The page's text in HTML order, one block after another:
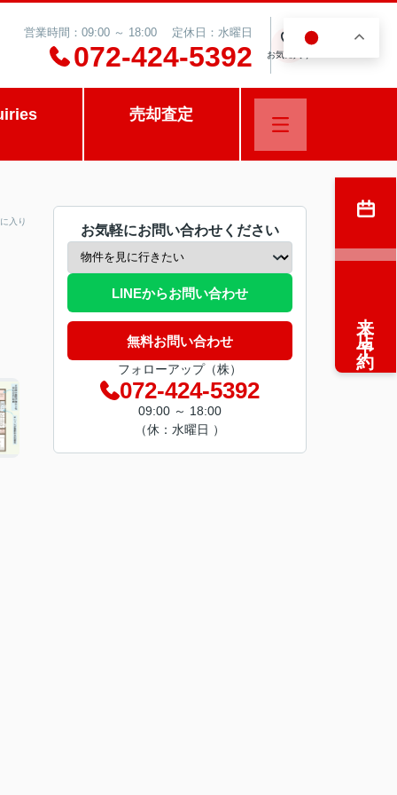
営業時間：09:00 ～ 18:00 定休日：水曜日
072-424-5392 お気に入り
売却査定
入り
お気軽にお問い合わせください
LINEからお問い合わせ
無料お問い合わせ
フォローアップ（株）
072-424-5392
09:00 ～ 18:00
（休：水曜日 ）
来店予約